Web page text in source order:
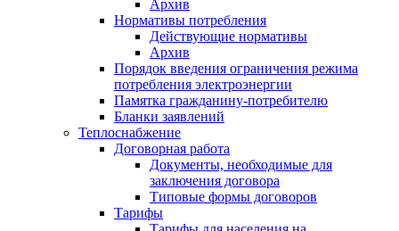
Архив
Нормативы потребления
Действующие нормативы
Архив
Порядок введения ограничения режима
потребления электроэнергии
Памятка гражданину-потребителю
Бланки заявлений
Теплоснабжение
Договорная работа
Документы, необходимые для
заключения договора
Типовые формы договоров
Тарифы